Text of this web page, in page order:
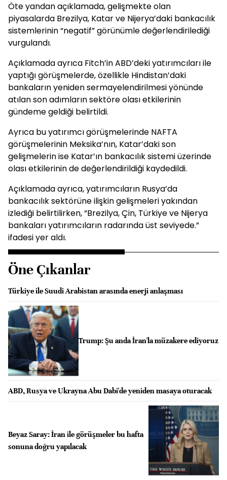
Öte yandan açıklamada, gelişmekte olan
piyasalarda Brezilya, Katar ve Nijerya’daki bankacılık
sistemlerinin “negatif” görünümle değerlendirilediği
vurgulandı.
Açıklamada ayrıca Fitch’in ABD’deki yatırımcıları ile
yaptığı görüşmelerde, özellikle Hindistan’daki
bankaların yeniden sermayelendirilmesi yönünde
atılan son adımların sektöre olası etkilerinin
gündeme geldiği belirtildi.
Ayrıca bu yatırımcı görüşmelerinde NAFTA
görüşmelerinin Meksika’nın, Katar’daki son
gelişmelerin ise Katar’ın bankacılık sistemi üzerinde
olası etkilerinin de değerlendirildiği kaydedildi.
Açıklamada ayrıca, yatırımcıların Rusya’da
bankacılık sektörüne ilişkin gelişmeleri yakından
izlediği belirtilirken, “Brezilya, Çin, Türkiye ve Nijerya
bankaları yatırımcıların radarında üst seviyede.”
ifadesi yer aldı.
Öne Çıkanlar
Türkiye ile Suudi Arabistan arasında enerji anlaşması
Trump: Şu anda İran'la müzakere ediyoruz
ABD, Rusya ve Ukrayna Abu Dabi'de yeniden masaya oturacak
Beyaz Saray: İran ile görüşmeler bu hafta
sonuna doğru yapılacak